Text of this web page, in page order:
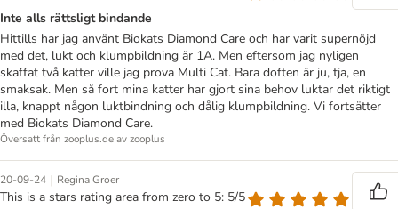
Inte alls rättsligt bindande
Hittills har jag använt Biokats Diamond Care och har varit supernöjd
med det, lukt och klumpbildning är 1A. Men eftersom jag nyligen
skaffat två katter ville jag prova Multi Cat. Bara doften är ju, tja, en
smaksak. Men så fort mina katter har gjort sina behov luktar det riktigt
illa, knappt någon luktbindning och dålig klumpbildning. Vi fortsätter
med Biokats Diamond Care.
Översatt från zooplus.de av zooplus
20-09-24 | Regina Groer
This is a stars rating area from zero to 5: 5/5